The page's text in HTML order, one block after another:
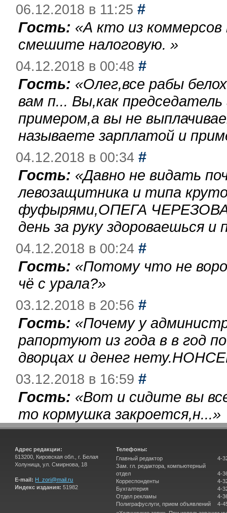
06.12.2018 в 11:25 #
Гость: «А кто из
смешите налоговую. »
04.12.2018 в 00:48 #
Гость: «Олег,все рабы
вам п... Вы,как
примером,а вы не
называете зарплатой и
04.12.2018 в 00:34 #
Гость: «Давно не видать
левозащитника и типа
фуфырями,ОПЕГА
день за руку здороваешься
04.12.2018 в 00:24 #
Гость: «Потому что не
чё с урала?»
03.12.2018 в 20:56 #
Гость: «Почему у
рапортуют из года в в год
дворцах и денег
03.12.2018 в 16:59 #
Гость: «Вот и сидите вы
то кормушка закроется,н...»
Адрес редакции:
613200, Кировская обл., г. Белая
Холуница, ул. Смирнова, 18
E-mail: H_zori@mail.ru
Индекс издания: 51982
Телефоны:
Главный редактор
Зам. гл. редактора, компьютерный
отдел
Корреспонденты
Бухгалтерия
Отдел рекламы
Полиграфуслуги, прием объявлений
4-
4-
4-
4-
4-
4-